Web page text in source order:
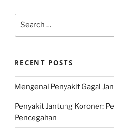
RECENT POSTS
Mengenal Penyakit Gagal
Penyakit Jantung Koroner:
Pencegahan